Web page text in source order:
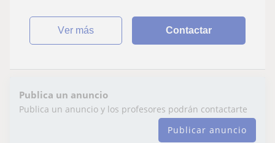
ver más Contactar
Publica un anuncio
Publica un anuncio y los profesores podrán contactarte
Publicar anuncio